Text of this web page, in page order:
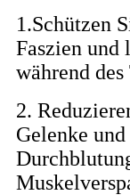
1.Schützen
Faszien und
während
2.
Gelenke